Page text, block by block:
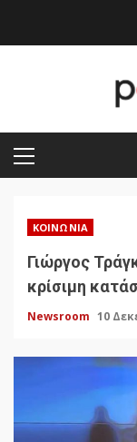
PRIMARY
MENU
ΚΟΙΝΩΝΊΑ
Γιώργος
κρίσιμη
Newsroom 10